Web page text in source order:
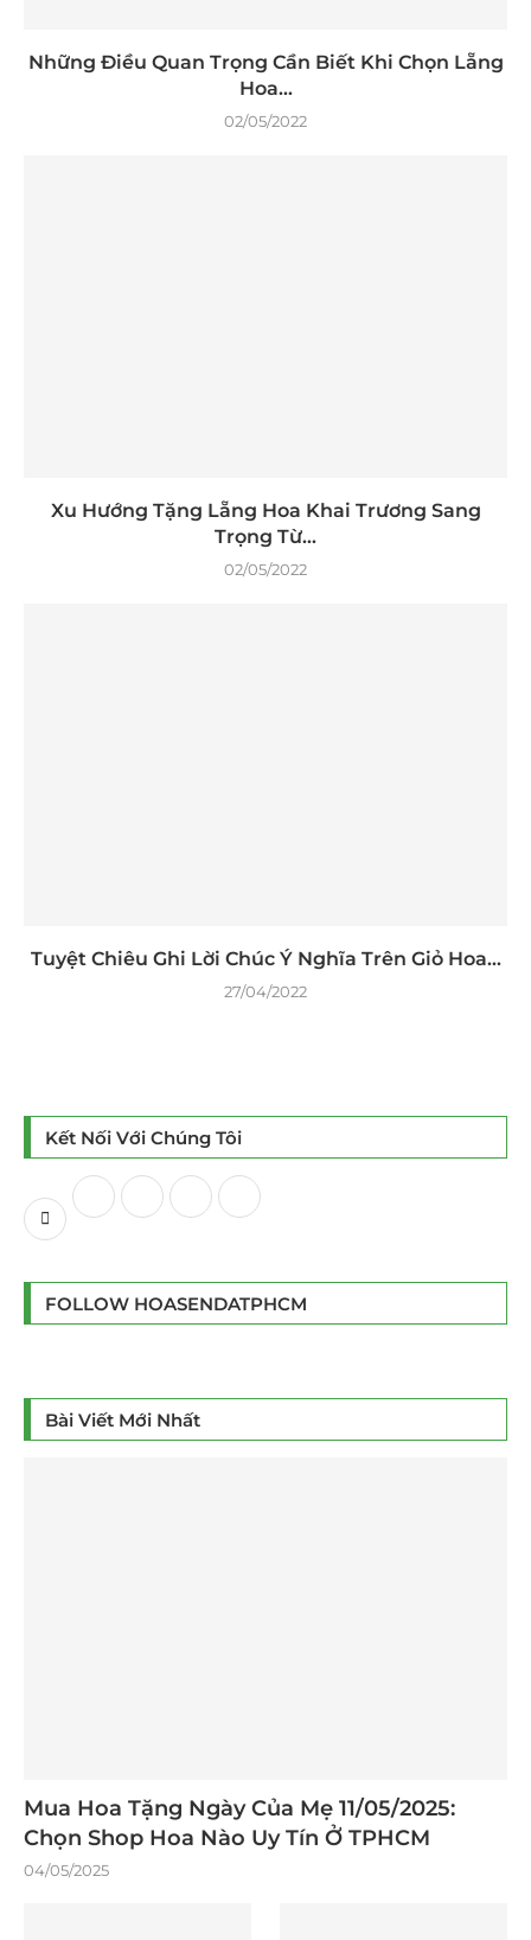
Những Điều Quan Trọng Cần Biết Khi Chọn Lẵng
Hoa...
02/05/2022
Xu Hướng Tặng Lẵng Hoa Khai Trương Sang
Trọng Từ...
02/05/2022
Tuyệt Chiêu Ghi Lời Chúc Ý Nghĩa Trên Giỏ Hoa...
27/04/2022
Kết Nối Với Chúng Tôi
FOLLOW HOASENDATPHCM
Bài Viết Mới Nhất
Mua Hoa Tặng Ngày Của Mẹ 11/05/2025:
Chọn Shop Hoa Nào Uy Tín Ở TPHCM
04/05/2025